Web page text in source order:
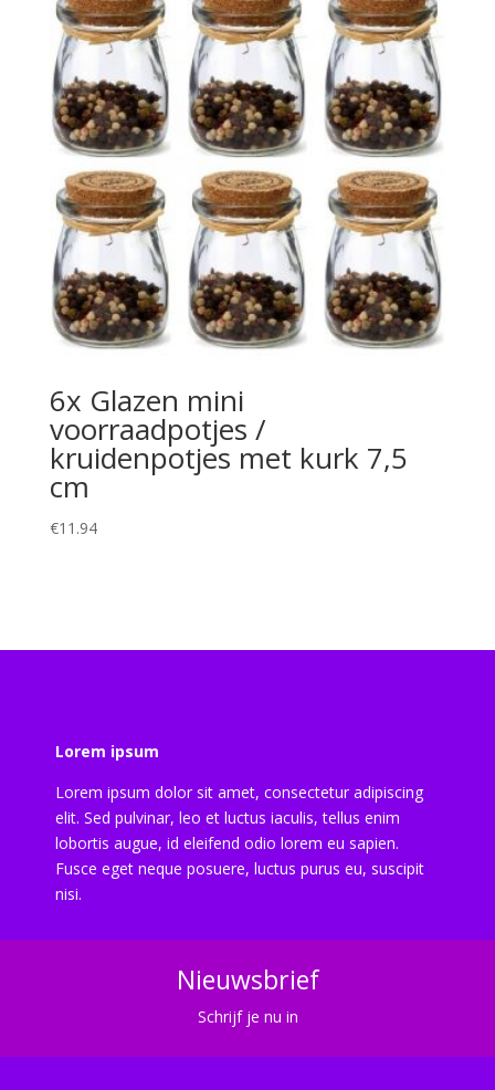
6x Glazen mini
voorraadpotjes /
kruidenpotjes met kurk 7,5
cm
€11.94
Lorem ipsum
Lorem ipsum dolor sit amet, consectetur adipiscing
elit. Sed pulvinar, leo et luctus iaculis, tellus enim
lobortis augue, id eleifend odio lorem eu sapien.
Fusce eget neque posuere, luctus purus eu, suscipit
nisi.
Nieuwsbrief
Schrijf je nu in